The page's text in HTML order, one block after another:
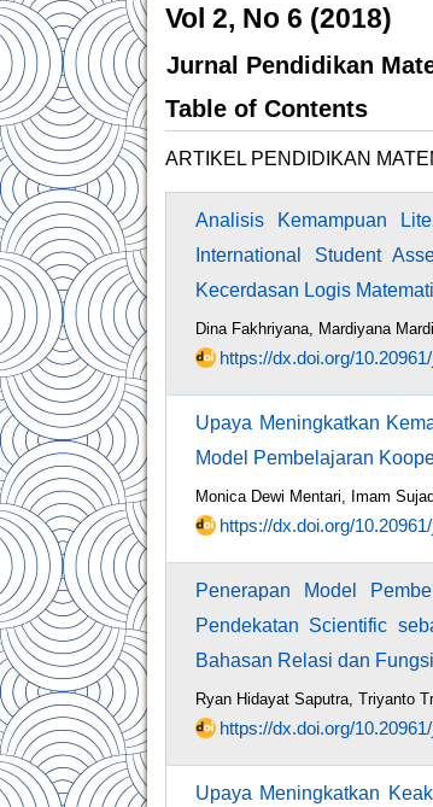
Vol 2, No 6 (2018)
Jurnal Pendidikan
Table of Contents
ARTIKEL PENDIDIKAN
Analisis Kemampuan
International Student
Kecerdasan Logis
Dina Fakhriyana, Mardiyana
https://dx.doi.org/
Upaya Meningkatkan
Model Pembelajaran
Monica Dewi Mentari, Imam
https://dx.doi.org/
Penerapan Model
Pendekatan Scientific
Bahasan Relasi dan Fungsi
Ryan Hidayat Saputra, Triyanto
https://dx.doi.org/
Upaya Meningkatkan